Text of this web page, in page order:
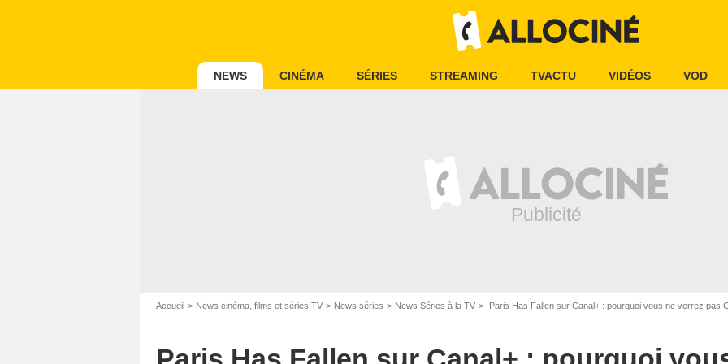
NEWS CINÉMA SÉRIES STREAMING TVACTU VIDÉOS VOD
Accueil News cinéma, films et séries TV News séries News Séries à la TV Paris Has Fallen sur Canal+ : pourquoi vous ne verrez pas